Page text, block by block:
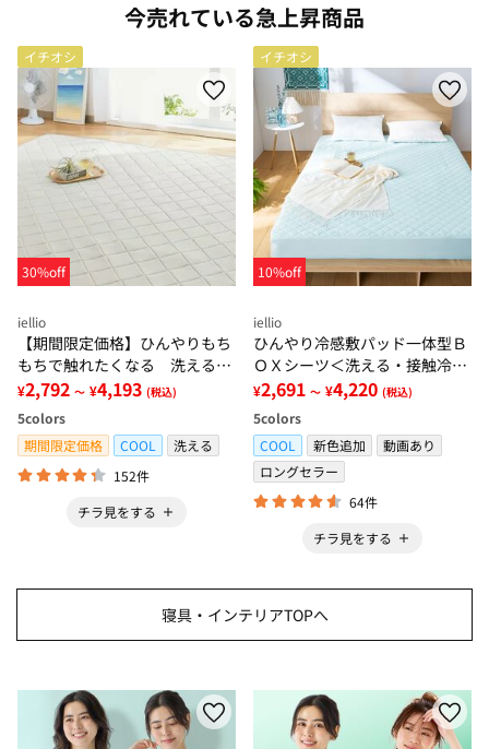
今売れている急上昇商品
イチオシ
30%off
iellio
【期間限定価格】ひんやりもち
もちで触れたくなる 洗えるラ
グ＜低反発・滑りにくい・接触
冷感・防ダニ・カーペット＞
¥2,792 ～ ¥4,193 (税込)
5colors
期間限定価格
COOL
洗える
152件
チラ見をする
イチオシ
10%off
iellio
ひんやり冷感敷パッド一体型Ｂ
ＯＸシーツ＜洗える・接触冷
感・抗菌防臭・時短・家事楽・
ボックスシーツ・寝苦しさ対策
＞
¥2,691 ～ ¥4,220 (税込)
5colors
COOL
新色追加
動画あり
ロングセラー
64件
チラ見をする
寝具・インテリアTOPへ